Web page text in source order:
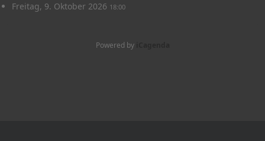
Freitag, 9. Oktober 2026 18:00
Powered by